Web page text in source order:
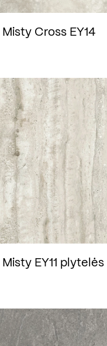
Cross EY14
EY11 plytelės